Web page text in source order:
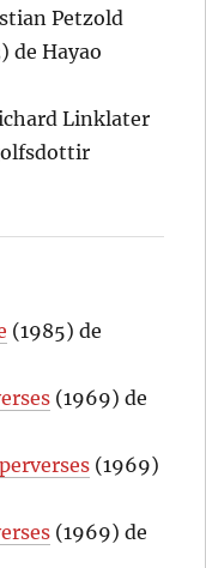
Petzold
de Hayao
Linklater
(1985) de
(1969) de
(1969)
(1969) de